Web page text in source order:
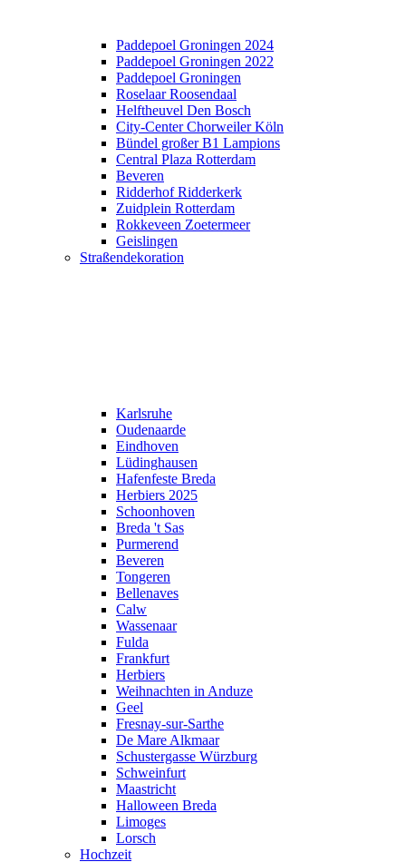
Paddepoel Groningen 2024
Paddepoel Groningen 2022
Paddepoel Groningen
Roselaar Roosendaal
Helftheuvel Den Bosch
City-Center Chorweiler Köln
Bündel großer B1 Lampions
Central Plaza Rotterdam
Beveren
Ridderhof Ridderkerk
Zuidplein Rotterdam
Rokkeveen Zoetermeer
Geislingen
Straßendekoration
Karlsruhe
Oudenaarde
Eindhoven
Lüdinghausen
Hafenfeste Breda
Herbiers 2025
Schoonhoven
Breda 't Sas
Purmerend
Beveren
Tongeren
Bellenaves
Calw
Wassenaar
Fulda
Frankfurt
Herbiers
Weihnachten in Anduze
Geel
Fresnay-sur-Sarthe
De Mare Alkmaar
Schustergasse Würzburg
Schweinfurt
Maastricht
Halloween Breda
Limoges
Lorsch
Hochzeit